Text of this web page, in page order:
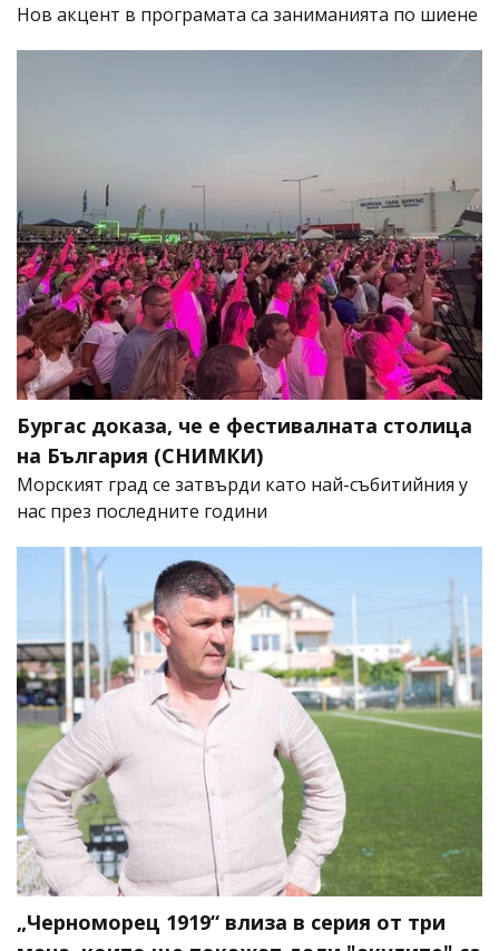
Нов акцент в програмата са заниманията по шиене
Бургас доказа, че е фестивалната столица
на България (СНИМКИ)
Морският град се затвърди като най-събитийния у
нас през последните години
„Черноморец 1919“ влиза в серия от три